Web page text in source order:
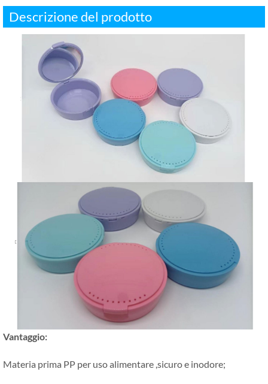
Descrizione del prodotto
Vantaggio:
Materia prima PP per uso alimentare ,sicuro e inodore;